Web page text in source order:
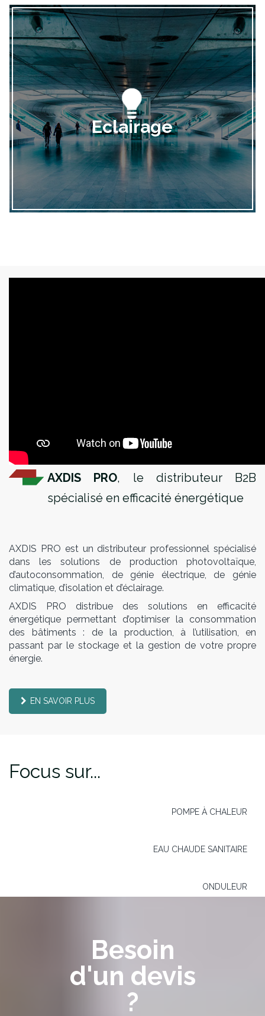
Eclairage
AXDIS PRO, le distributeur B2B
spécialisé en efficacité énergétique
AXDIS PRO est un distributeur professionnel spécialisé
dans les solutions de production photovoltaïque,
d’autoconsommation, de génie électrique, de génie
climatique, d’isolation et d’éclairage.
AXDIS PRO distribue des solutions en efficacité
énergétique permettant d’optimiser la consommation
des bâtiments : de la production, à l’utilisation, en
passant par le stockage et la gestion de votre propre
énergie.
EN SAVOIR PLUS
Focus sur...
POMPE À CHALEUR
EAU CHAUDE SANITAIRE
ONDULEUR
Besoin
d'un devis
?